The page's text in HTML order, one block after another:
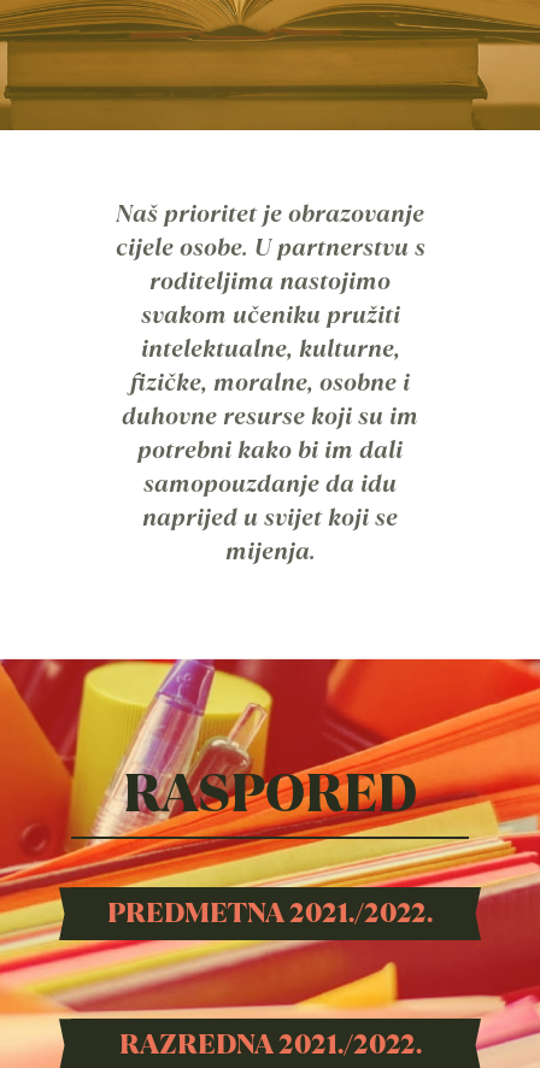
Naš prioritet je obrazovanje
cijele osobe. U partnerstvu s
roditeljima nastojimo
svakom učeniku pružiti
intelektualne, kulturne,
fizičke, moralne, osobne i
duhovne resurse koji su im
potrebni kako bi im dali
samopouzdanje da idu
naprijed u svijet koji se
mijenja.
RASPORED
PREDMETNA 2021./2022.
RAZREDNA 2021./2022.